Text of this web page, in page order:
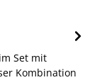
Set mit
Kombination